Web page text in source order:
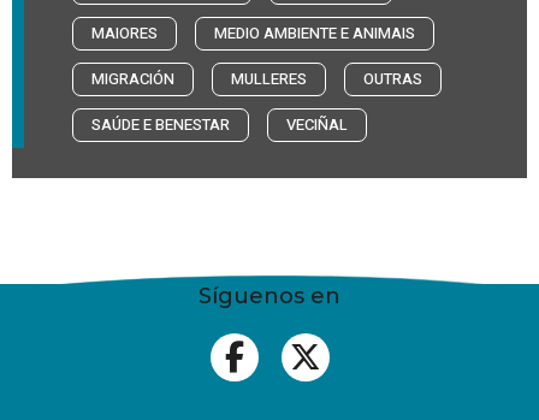
MAIORES
MEDIO AMBIENTE E ANIMAIS
MIGRACIÓN
MULLERES
OUTRAS
SAÚDE E BENESTAR
VECIÑAL
Síguenos en